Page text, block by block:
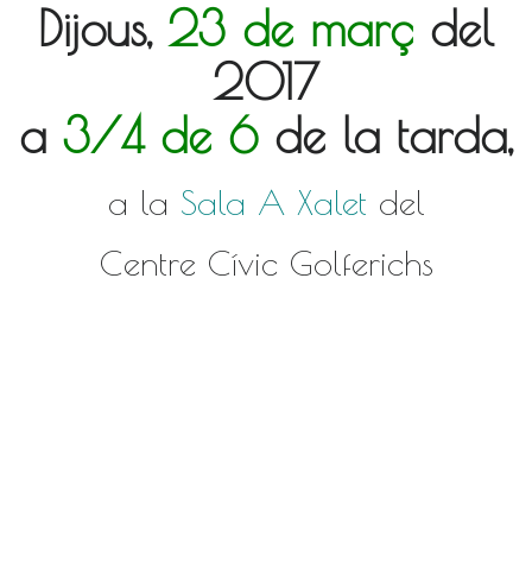
Dijous,23 de març del
2017
a 3/4 de 6de la tarda,
a la Sala A Xalet del
Centre Cívic Golferichs